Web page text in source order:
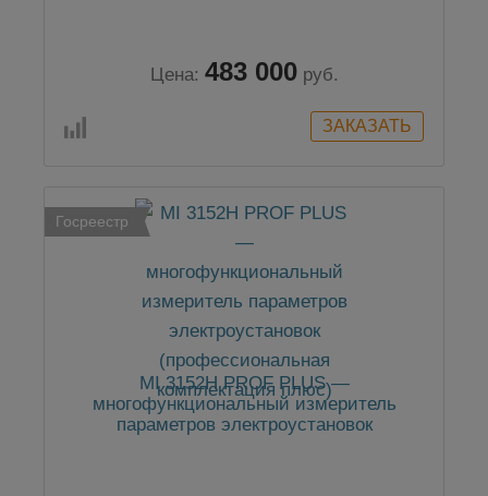
Цена: 483 000 руб.
Госреестр
MI 3152H PROF PLUS —
многофункциональный измеритель
параметров электроустановок